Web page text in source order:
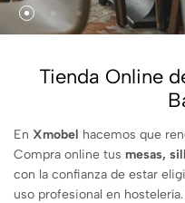
Tienda Online
En Xmobel hacemos que
Compra online tus mesas,
con la confianza de estar
uso profesional en